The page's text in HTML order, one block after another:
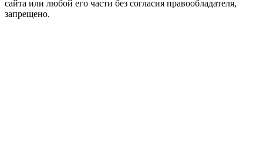
сайта или любой его части без согласия правообладателя,
запрещено.